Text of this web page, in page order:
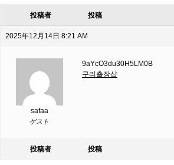
投稿者 投稿
2025年12月14日 8:21 AM
safaa
ゲスト
9aYcO3du30H5LM0B
구리출장샵
投稿者 投稿